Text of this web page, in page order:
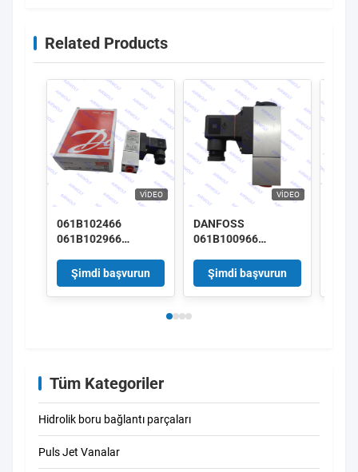
Related Products
VIDEO
061B102466
061B102966
DANFOSS Basınç
Değiştiricisi
MBC5000/5100
Şimdi başvurun
VIDEO
DANFOSS
061B100966
061B102366 Basınç
anahtarı
MBC5000/5100
Şimdi başvurun
Tüm Kategoriler
Hidrolik boru bağlantı parçaları
Puls Jet Vanalar